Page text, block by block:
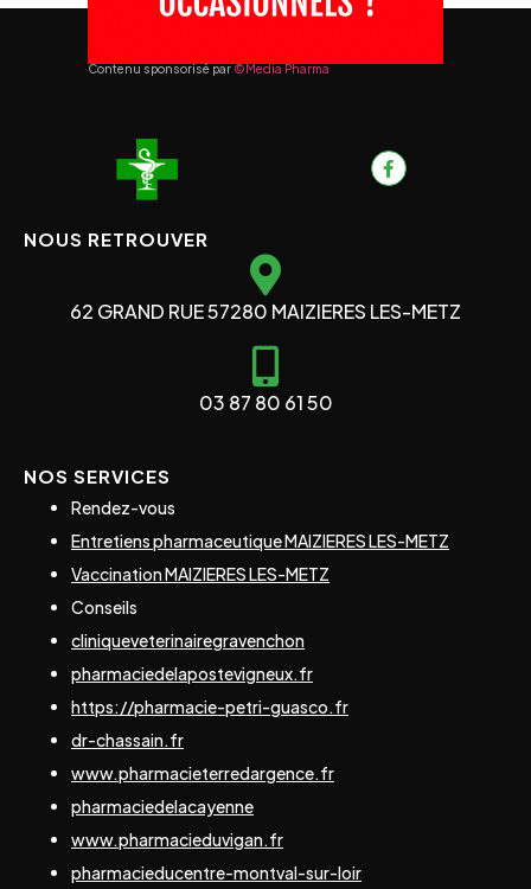
Contenu sponsorisé par ©Media Pharma
NOUS RETROUVER
62 GRAND RUE 57280 MAIZIERES LES-METZ
03 87 80 61 50
NOS SERVICES
Rendez-vous
Entretiens pharmaceutique MAIZIERES LES-METZ
Vaccination MAIZIERES LES-METZ
Conseils
cliniqueveterinairegravenchon
pharmaciedelapostevigneux.fr
https://pharmacie-petri-guasco.fr
dr-chassain.fr
www.pharmacieterredargence.fr
pharmaciedelacayenne
www.pharmacieduvigan.fr
pharmacieducentre-montval-sur-loir